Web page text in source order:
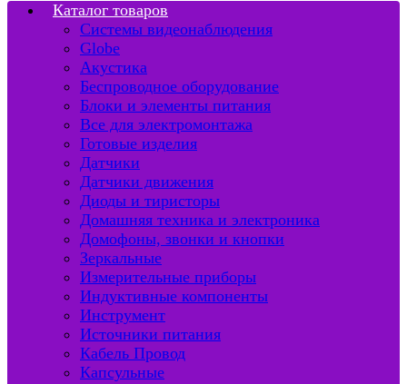
Каталог товаров
Системы видеонаблюдения
Globe
Акустика
Беспроводное оборудование
Блоки и элементы питания
Все для электромонтажа
Готовые изделия
Датчики
Датчики движения
Диоды и тиристоры
Домашняя техника и электроника
Домофоны, звонки и кнопки
Зеркальные
Измерительные приборы
Индуктивные компоненты
Инструмент
Источники питания
Кабель Провод
Капсульные